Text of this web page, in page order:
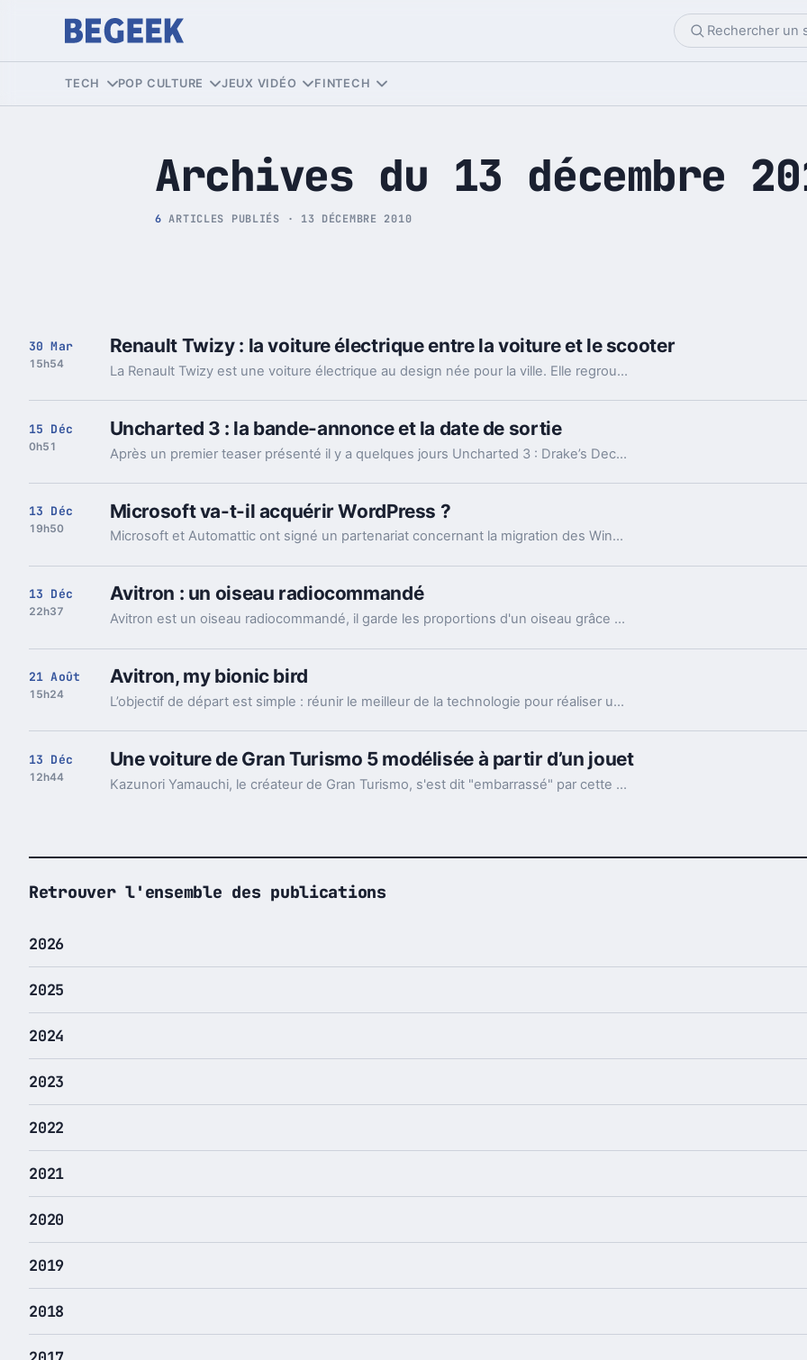
Tech et Pop culture
TECH POP CULTURE JEUX VIDÉO FINTECH
Archives du 13 décembre
6 ARTICLES PUBLIÉS · 13 DÉCEMBRE 2010
30 Mar
15h54
Renault Twizy : la voiture électrique entre la voiture et le scooter
La Renault Twizy est une voiture électrique au design née pour la ville. Elle regroupe les caractéristiques d'un scooter dans un véhicule à quatre roues.
15 Déc
0h51
Uncharted 3 : la bande-annonce et la date de sortie
Après un premier teaser présenté il y a quelques jours Uncharted 3 : Drake’s Deception, se dévoile dans une bande-annonce, le making of de celle-ci et quelques images.
13 Déc
19h50
Microsoft va-t-il acquérir WordPress ?
Microsoft et Automattic ont signé un partenariat concernant la migration des Windows Live Spaces sur la plateforme WordPress en septembre dernier.
13 Déc
22h37
Avitron : un oiseau radiocommandé
Avitron est un oiseau radiocommandé, il garde les proportions d'un oiseau grâce à un mécanisme ultra compact (17 cm pour une envergure de 33 cm et un poids de 8,35 g).
21 Août
15h24
Avitron, my bionic bird
L’objectif de départ est simple : réunir le meilleur de la technologie pour réaliser un drone aux performances optimales : le premier oiseau radiocommandé aux performances équivalentes à celles d’un avion en plein air utilisable par tous.
13 Déc
12h44
Une voiture de Gran Turismo 5 modélisée à partir d’un jouet
Kazunori Yamauchi, le créateur de Gran Turismo, s'est dit "embarrassé" par cette histoire sur son Twitter, expliquant qu'il s'agissait là de "restes" de modélisation d'un ancien modèle, emprunté à la collection AUTOart.
Retrouver l'ensemble des publications
2026
2025
2024
2023
2022
2021
2020
2019
2018